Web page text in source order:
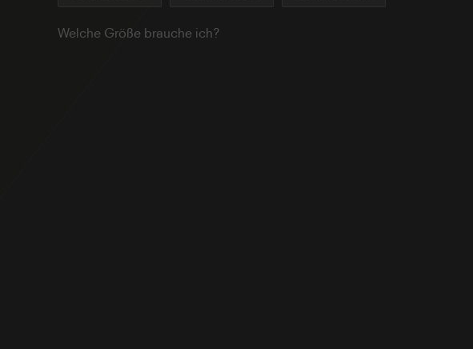
Welche Größe brauche ich?